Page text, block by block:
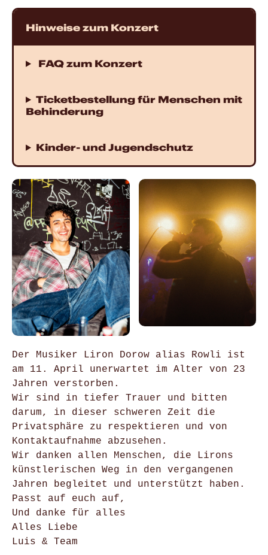
Hinweise zum Konzert
FAQ zum Konzert
Ticketbestellung für Menschen mit
Behinderung
Kinder- und Jugendschutz
Der Musiker Liron Dorow alias Rowli ist
am 11. April unerwartet im Alter von 23
Jahren verstorben.
Wir sind in tiefer Trauer und bitten
darum, in dieser schweren Zeit die
Privatsphäre zu respektieren und von
Kontaktaufnahme abzusehen.
Wir danken allen Menschen, die Lirons
künstlerischen Weg in den vergangenen
Jahren begleitet und unterstützt haben.
Passt auf euch auf,
Und danke für alles
Alles Liebe
Luis & Team